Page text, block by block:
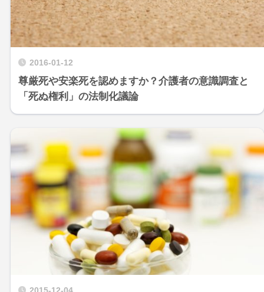
2016-01-12
尊厳死や安楽死を認めますか？介護者の意識調査と
「死ぬ権利」の法制化議論